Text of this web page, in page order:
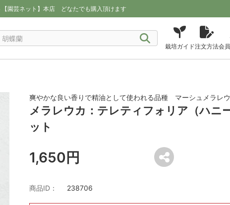
【園芸ネット】本店 どなたでも購入頂けます
栽培ガイド注文方法会
爽やかな良い香りで精油として使われる品種 マーシュメラレ
メラレウカ：テレティフォリア（ハニ
ット
1,650円
商品ID： 238706